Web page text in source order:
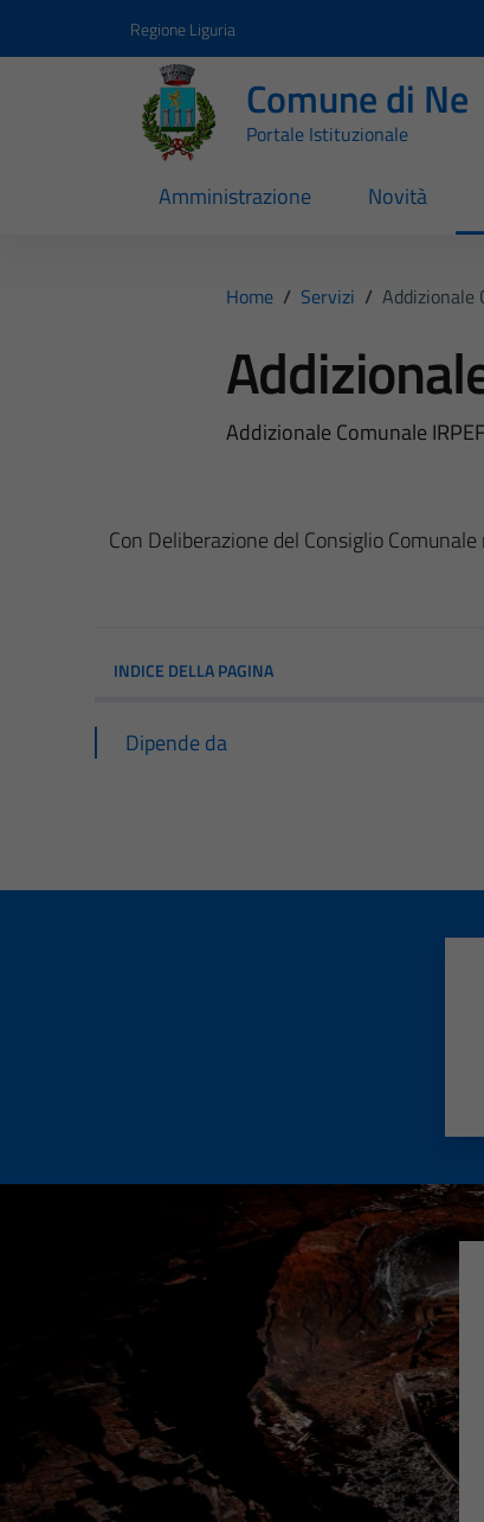
Regione Liguria
Comune di Ne
Portale Istituzionale
Amministrazione Novità
Home / Servizi / Addizionale
Addizionale Comunale IRPEF
Con Deliberazione del Consiglio
INDICE DELLA PAGINA
Dipende da